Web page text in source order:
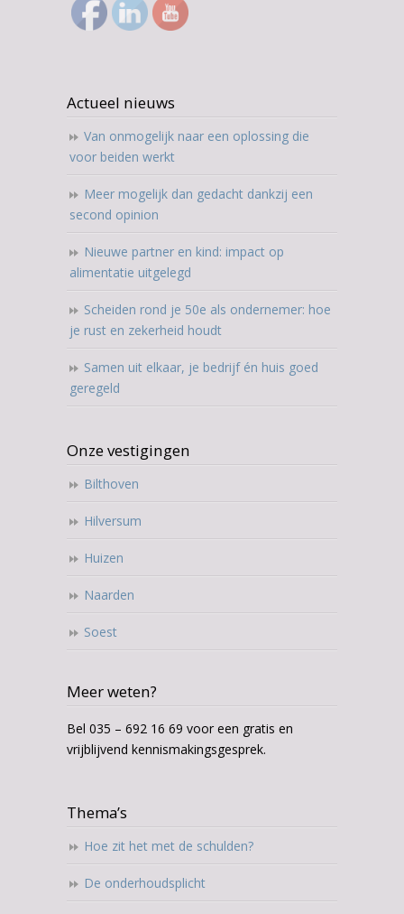
Actueel nieuws
Van onmogelijk naar een oplossing die
voor beiden werkt
Meer mogelijk dan gedacht dankzij een
second opinion
Nieuwe partner en kind: impact op
alimentatie uitgelegd
Scheiden rond je 50e als ondernemer: hoe
je rust en zekerheid houdt
Samen uit elkaar, je bedrijf én huis goed
geregeld
Onze vestigingen
Bilthoven
Hilversum
Huizen
Naarden
Soest
Meer weten?
Bel 035 – 692 16 69 voor een gratis en
vrijblijvend kennismakingsgesprek.
Thema’s
Hoe zit het met de schulden?
De onderhoudsplicht